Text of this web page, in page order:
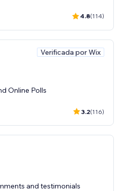
4.8(114)
Verificada por Wix
Online Polls
3.2(116)
and testimonials